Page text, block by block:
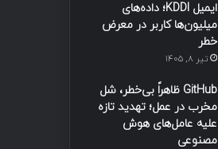
ایمیل KDDI؛ داده‌های
میلیون‌ها کاربر در معرض
خطر
تیر ۸, ۱۴۰۵
GitHub ظاهراً بی‌خطر، شل
مخرب در عمل؛ تهدید تازه
علیه عامل‌های هوش
مصنوعی